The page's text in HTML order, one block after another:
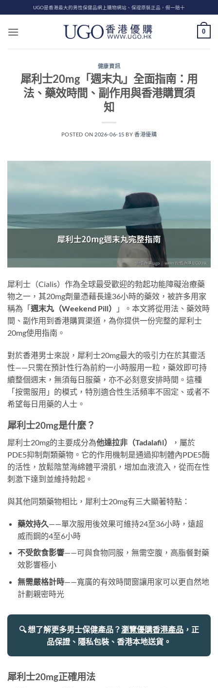
to
content
UGO是香港最大的男性保健品網上購物網站、保證原裝正品，假一賠十
0
健康資訊
犀利士20mg「週末丸」全面指南：用
法、藥效時間、副作用與香港購買須
知
POSTED ON 2026-06-15 BY香港優購
犀利士（Cialis）作為全球最受歡迎的勃起功能障礙治療藥
物之一，其20mg劑量憑藉長達36小時的藥效，被許多用家
稱為「週末丸（Weekend Pill）
」。本文將從用法、藥效時
間、副作用到香港購買渠道，為你提供一份完整的犀利士
20mg使用指南。
對於香港男士來說，犀利士20mg最大的吸引力在於其靈活
性——只需在預計性行為前約一小時服用一粒，藥效即可持
續整個週末，無須每日服藥，亦不必刻意安排時間。這種
「按需服用」的模式，特別適合性生活頻率不固定、或者不
希望每日用藥的人士。
犀利士20mg是什麼？
犀利士20mg的主要成分為他達拉非（Tadalafil）
，屬於
PDE5抑制劑類藥物。它的作用機制是通過抑制體內PDE5酶
的活性，放鬆陰莖海綿體平滑肌，增加血液流入，從而在性
刺激下達到並維持勃起。
與其他同類藥物相比，犀利士20mg有三大顯著特點：
藥效持久 ——單次服用後效果可維持24至36小時，遠超
威而鋼的4至6小時
不受飲食影響——可與食物同服，無需空腹，高脂餐對藥
效影響極小
無需嚴格計時——寬廣的有效時間窗讓用家可以更自然地
計劃親密時光
🔍 想了解更多男士保健產品？瀏覽優購香港產品 ，正
品保證、隱私包裝、香港本地送貨。
犀利士20mg正確用法